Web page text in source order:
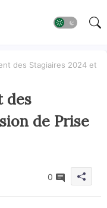
des Stagiaires 2024 et
des
de Prise
0